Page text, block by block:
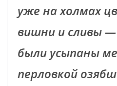
уже на холмах
вишни и сливы
были усыпаны
перловкой